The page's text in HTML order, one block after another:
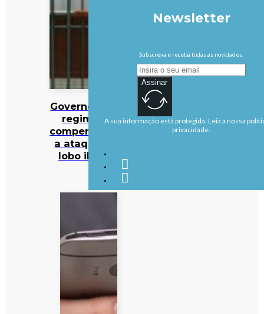
Governo altera
regime de
compensações
a ataques de
lobo ibérico
Newsletter
Subscreva e receba todas as novidades.
Assinar
A sua informação está protegida. Leia a nossa
privacidade.